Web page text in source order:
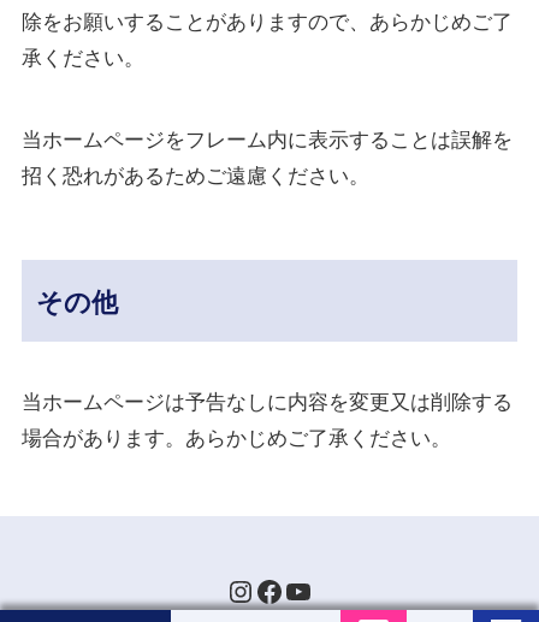
除をお願いすることがありますので、あらかじめご了
承ください。
当ホームページをフレーム内に表示することは誤解を
招く恐れがあるためご遠慮ください。
その他
当ホームページは予告なしに内容を変更又は削除する
場合があります。あらかじめご了承ください。
Instagram
Facebook
YouTube